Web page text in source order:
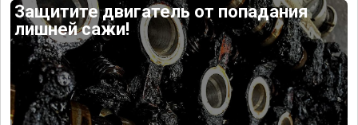
Защитите двигатель от попадания
лишней сажи!